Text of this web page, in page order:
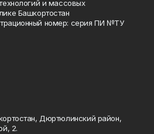
и массовых
Башкортостан
номер: серия ПИ №ТУ
Дюртюлинский район,
2.